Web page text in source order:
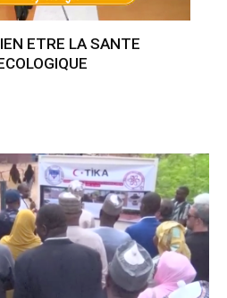
ETRE LA SANTE